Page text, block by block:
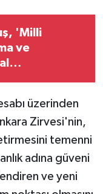
'Milli
ve
imzaladı
üzerinden
Zirvesi'nin,
temenni
adına güveni
ve yeni